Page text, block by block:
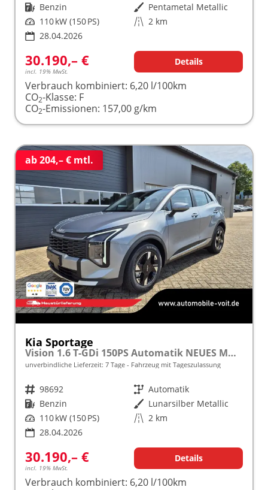
Kraftstoff Benzin Außenfarbe Pentametal Metallic
Leistung 110 kW (150 PS) Kilometerstand 2 km
28.04.2026
30.190,– €
incl. 19% MwSt.
Details
Verbrauch kombiniert: 6,20 l/100km
CO2-Klasse: F
CO2-Emissionen: 157,00 g/km
ab 204,– € mtl.
Kia Sportage
Vision 1.6 T-GDi 150PS Automatik NEUES MODELL MY26 FACELIFT Sitzheizung Lenkradheizung Klimaautomatik Navi Bluetooth Touchscreen Apple CarPlay Android Auto PDC v+h 17"LM Rückf.Kamera ACC 2x Keyless
unverbindliche Lieferzeit: 7 Tage Fahrzeug mit Tageszulassung
Fahrzeugnr. 98692 Getriebe Automatik
Kraftstoff Benzin Außenfarbe Lunarsilber Metallic
Leistung 110 kW (150 PS) Kilometerstand 2 km
28.04.2026
30.190,– €
incl. 19% MwSt.
Details
Verbrauch kombiniert: 6,20 l/100km